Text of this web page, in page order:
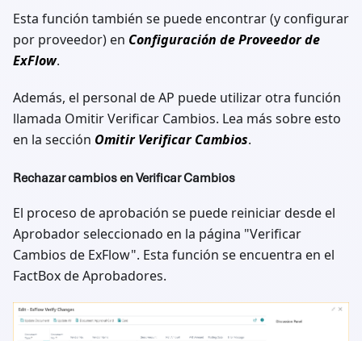
Esta función también se puede encontrar (y configurar
por proveedor) en Configuración de Proveedor de
ExFlow.
Además, el personal de AP puede utilizar otra función
llamada Omitir Verificar Cambios. Lea más sobre esto
en la sección Omitir Verificar Cambios.
Rechazar cambios en Verificar Cambios
El proceso de aprobación se puede reiniciar desde el
Aprobador seleccionado en la página "Verificar
Cambios de ExFlow". Esta función se encuentra en el
FactBox de Aprobadores.